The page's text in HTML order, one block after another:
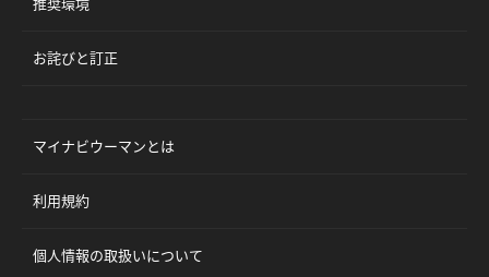
お詫びと訂正
マイナビウーマンとは
利用規約
個人情報の取扱いについて